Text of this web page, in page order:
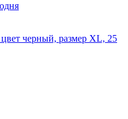
черный, размер XL, 25